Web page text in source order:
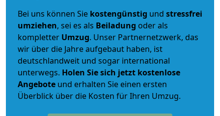
Bei uns können Sie kostengünstig und stressfrei
umziehen, sei es als Beiladung oder als
kompletter Umzug. Unser Partnernetzwerk, das
wir über die Jahre aufgebaut haben, ist
deutschlandweit und sogar international
unterwegs. Holen Sie sich jetzt kostenlose
Angebote und erhalten Sie einen ersten
Überblick über die Kosten für Ihren Umzug.